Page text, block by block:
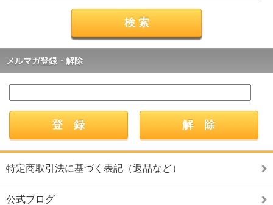
メルマガ登録・解除
特定商取引法に基づく表記（返品など）
公式ブログ